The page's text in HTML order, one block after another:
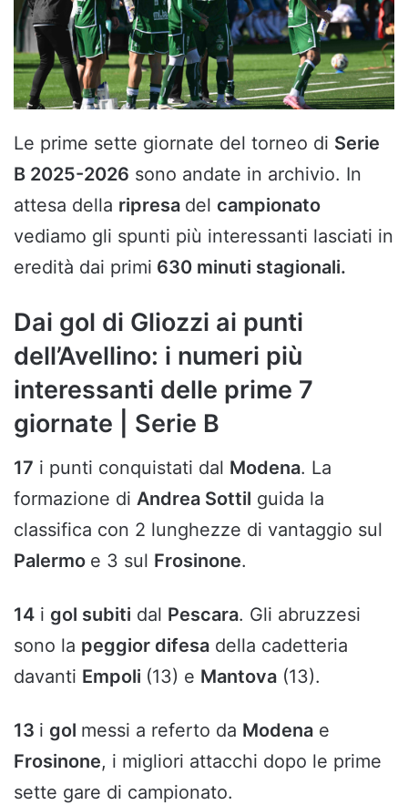
Le prime sette giornate del torneo di Serie
B 2025-2026 sono andate in archivio. In
attesa della ripresa del campionato
vediamo gli spunti più interessanti lasciati in
eredità dai primi 630 minuti stagionali.
Dai gol di Gliozzi ai punti
dell’Avellino: i numeri più
interessanti delle prime 7
giornate | Serie B
17 i punti conquistati dal Modena. La
formazione di Andrea Sottil guida la
classifica con 2 lunghezze di vantaggio sul
Palermo e 3 sul Frosinone.
14 i gol subiti dal Pescara. Gli abruzzesi
sono la peggior difesa della cadetteria
davanti Empoli (13) e Mantova (13).
13 i gol messi a referto da Modena e
Frosinone, i migliori attacchi dopo le prime
sette gare di campionato.